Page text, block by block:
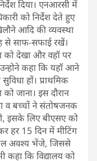
दिया। एनआरसी में
को निर्देश देते हुए
आदि की व्यवस्था
से साफ-सफाई रखें।
को देखा और वहॉ पर
कहा कि यहॉ आने
हों। प्राथमिक
जाना। इस दौरान
व बच्चों ने संतोषजनक
इसके लिए बीएसए को
हर 15 दिन में मीटिंग
अवश्य भेंजे, जिससे
कहा कि विद्यालय को